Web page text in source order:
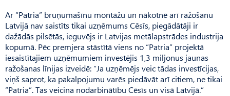
Ar “Patria” bruņumašīnu montāžu un nākotnē arī ražošanu
Latvijā nav saistīts tikai uzņēmums Cēsīs, piegādātāji ir
dažādās pilsētās, ieguvējs ir Latvijas metālapstrādes industrija
kopumā. Pēc premjera stāstītā viens no “Patria” projektā
iesaistītajiem uzņēmumiem investējis 1,3 miljonus jaunas
ražošanas līnijas izveidē: “Ja uzņēmējs veic tādas investīcijas,
viņš saprot, ka pakalpojumu varēs piedāvāt arī citiem, ne tikai
“Patria”. Tas veicina nodarbinātību Cēsīs un visā Latvijā.”